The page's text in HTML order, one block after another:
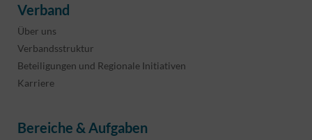
Verband
Über uns
Verbandsstruktur
Beteiligungen und Regionale Initiativen
Karriere
Bereiche & Aufgaben